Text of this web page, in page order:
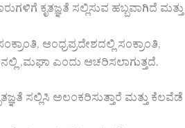
ಕೃತಜ್ಞತೆ ಸಲ್ಲಿಸುವ ಹಬ್ಬವಾಗಿದೆ ಮತ್ತು
ಆಂಧ್ರಪ್ರದೇಶದಲ್ಲಿ ಸಂಕ್ರಾಂತಿ,
,ಮಘಾ ಎಂದು ಆಚರಿಸಲಾಗುತ್ತದೆ.
ಸಲ್ಲಿಸಿ ಅಲಂಕರಿಸುತ್ತಾರೆ ಮತ್ತು ಕೆಲವೆಡೆ